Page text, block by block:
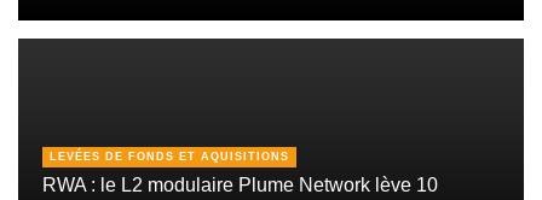
LEVÉES DE FONDS ET AQUISITIONS
RWA : le L2 modulaire Plume Network lève 10